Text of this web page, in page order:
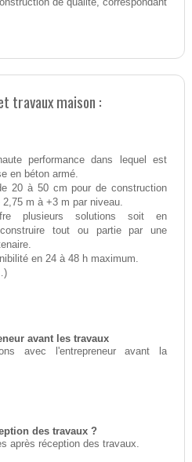
travaux maison :
performance dans lequel est
en béton armé.
20 à 50 cm pour de construction
m à +3 m par niveau.
plusieurs solutions soit en
tout ou partie par une
en 24 à 48 h maximum.
avant les travaux
avec l'entrepreneur avant la
des travaux ?
après réception des travaux.